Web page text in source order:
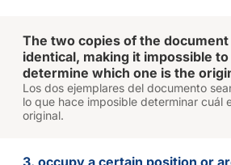
The two copies of the document
identical, making it impossible to
determine which one is the
Los dos ejemplares del documento
lo que hace imposible determinar cuál
original.
3. occupy a certain position or